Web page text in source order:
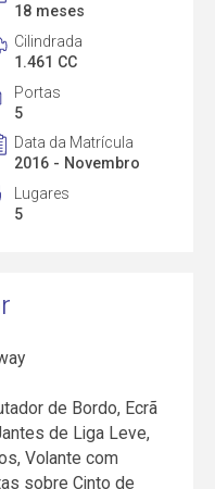
18 meses
Cilindrada
1.461 CC
Portas
5
Data da Matrícula
2016 - Novembro
Lugares
5
de Bordo, Ecrã
de Liga Leve,
Volante com
sobre Cinto de